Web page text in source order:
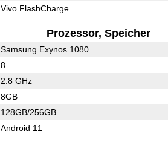
Vivo FlashCharge
Prozessor, Speicher
Samsung Exynos 1080
8
2.8 GHz
8GB
128GB/256GB
Android 11